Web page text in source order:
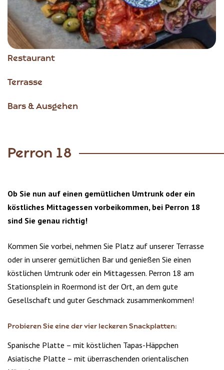
Restaurant
Terrasse
Bars & Ausgehen
Perron 18
Ob Sie nun auf einen gemütlichen Umtrunk oder ein
köstliches Mittagessen vorbeikommen, bei Perron 18
sind Sie genau richtig!
Kommen Sie vorbei, nehmen Sie Platz auf unserer Terrasse
oder in unserer gemütlichen Bar und genießen Sie einen
köstlichen Umtrunk oder ein Mittagessen. Perron 18 am
Stationsplein in Roermond ist der Ort, an dem gute
Gesellschaft und guter Geschmack zusammenkommen!
Probieren Sie eine der vier leckeren Snackplatten:
Spanische Platte – mit köstlichen Tapas-Häppchen
Asiatische Platte – mit überraschenden orientalischen